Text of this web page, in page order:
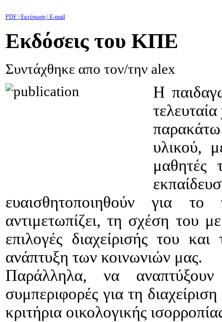
PDF | Εκτύπωση | E-mail
Εκδόσεις του ΚΠΕ
Συντάχθηκε απο τον/την alex
Η
υλικού,
μαθητές
ευαισθητοποιηθούν για
αντιμετωπίζει, τη σχέση του
επιλογές διαχείρισής του
ανάπτυξη των κοινωνιών μας.
Παράλληλα, να αναπτύξουν
συμπεριφορές για τη
κριτήρια οικολογικής